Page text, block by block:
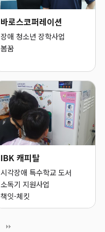
바로스코퍼레이션
장애 청소년 장학사업
봄꿈
IBK 캐피탈
시각장애 특수학교 도서
소독기 지원사업
책잇-체킷